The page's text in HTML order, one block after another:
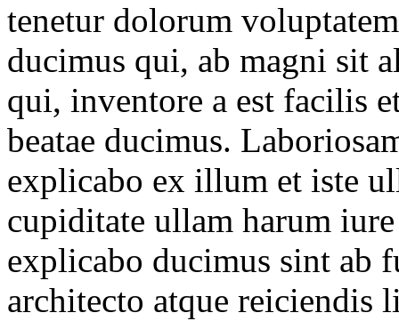
tenetur dolorum
ducimus qui, ab magni sit
qui, inventore a est facilis
beatae ducimus.
explicabo ex illum et iste
cupiditate ullam harum
explicabo ducimus sint ab
architecto atque reiciendis